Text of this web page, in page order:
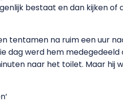
bestaat en dan kijken of
tentamen na ruim een uur
dag werd hem
naar het toilet. Maar hij